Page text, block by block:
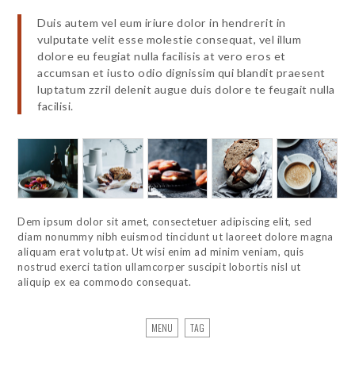
Duis autem vel eum iriure dolor in hendrerit in
vulputate velit esse molestie consequat, vel illum
dolore eu feugiat nulla facilisis at vero eros et
accumsan et iusto odio dignissim qui blandit praesent
luptatum zzril delenit augue duis dolore te feugait nulla
facilisi.
Dem ipsum dolor sit amet, consectetuer adipiscing elit, sed
diam nonummy nibh euismod tincidunt ut laoreet dolore magna
aliquam erat volutpat. Ut wisi enim ad minim veniam, quis
nostrud exerci tation ullamcorper suscipit lobortis nisl ut
aliquip ex ea commodo consequat.
MENU TAG